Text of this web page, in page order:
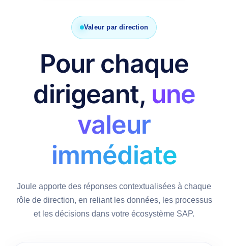
Valeur par direction
Pour chaque
dirigeant, une
valeur
immédiate
Joule apporte des réponses contextualisées à chaque
rôle de direction, en reliant les données, les processus
et les décisions dans votre écosystème SAP.